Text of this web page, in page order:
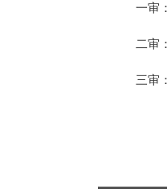
一审
二审
三审